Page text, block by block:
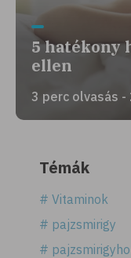
5 hatékony
ellen
3 perc olvasás -
Témák
# Vitaminok
# pajzsmirigy
#